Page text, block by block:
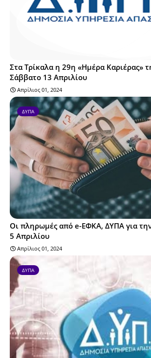
Στα Τρίκαλα η 29η «Ημέρα Καριέρας»
Σάββατο 13 Απριλίου
Απρίλιος 01, 2024
ΔΥΠΑ
Οι πληρωμές από e-ΕΦΚΑ, ΔΥΠΑ για
5 Απριλίου
Απρίλιος 01, 2024
ΔΥΠΑ